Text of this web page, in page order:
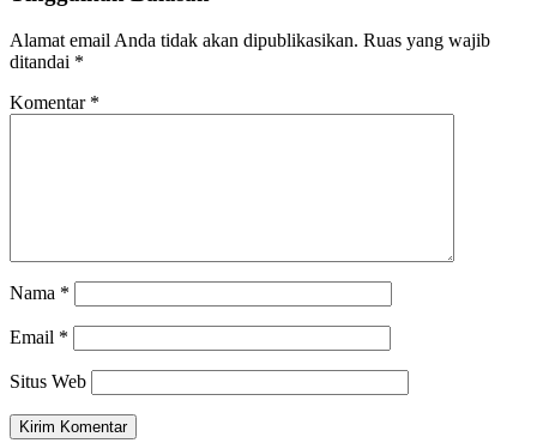
Alamat email Anda tidak akan dipublikasikan. Ruas yang wajib
ditandai *
Komentar *
Nama *
Email *
Situs Web